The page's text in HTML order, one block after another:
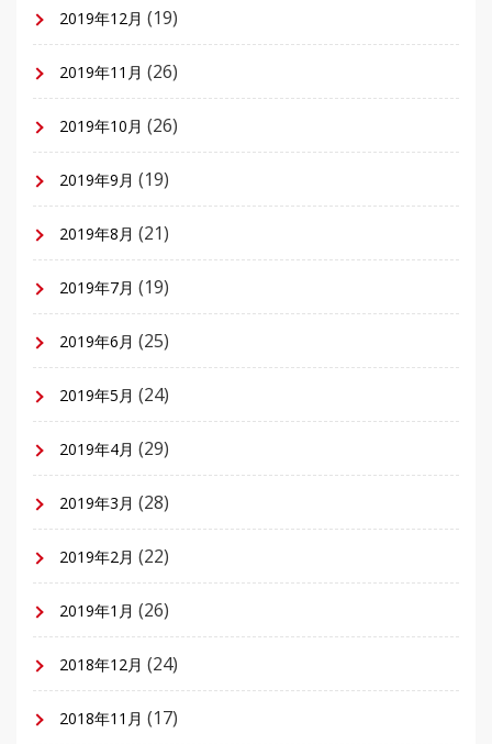
2019年12月 (19)
2019年11月 (26)
2019年10月 (26)
2019年9月 (19)
2019年8月 (21)
2019年7月 (19)
2019年6月 (25)
2019年5月 (24)
2019年4月 (29)
2019年3月 (28)
2019年2月 (22)
2019年1月 (26)
2018年12月 (24)
2018年11月 (17)